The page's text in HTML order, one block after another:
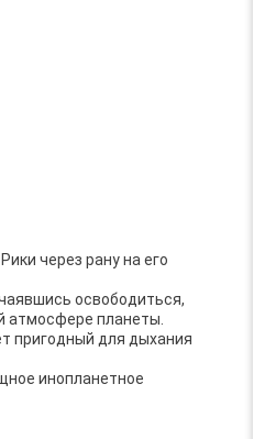
через рану на его
освободиться,
атмосфере планеты.
пригодный для дыхания
инопланетное